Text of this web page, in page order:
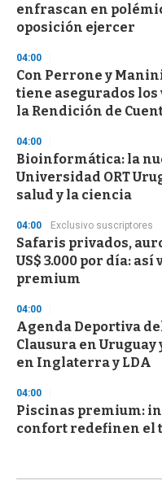
enfrascan en
oposición ejercer
04:00
Con Perrone y
tiene asegurados los
la Rendición de
04:00
Bioinformática: la
Universidad ORT
salud y la ciencia
04:00 Exclusivo suscriptores
Safaris privados,
US$ 3.000 por día:
premium
04:00
Agenda Deportiva
Clausura en Uruguay
en Inglaterra y LDA
04:00
Piscinas premium:
confort redefinen el